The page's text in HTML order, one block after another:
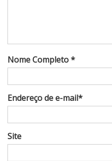
Nome Completo *
Endereço de e-mail*
Site